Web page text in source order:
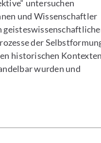
untersuchen
und Wissenschaftler
der
historischen Kontexten
wurden und